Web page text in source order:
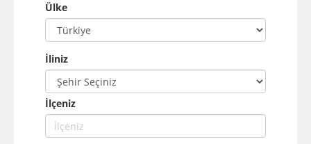
Ülke
İliniz
İlçeniz